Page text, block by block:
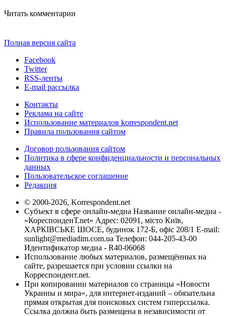
Читать комментарии
Полная версия сайта
Facebook
Twitter
RSS-ленты
E-mail рассылка
Контакты
Реклама на сайте
Использование материалов korrespondent.net
Правила пользования сайтом
Договор пользования сайтом
Политика в сфере конфиденциальности и персональных
данных
Пользовательское соглашение
Редакция
© 2000-2026, Korrespondent.net
Субъект в сфере онлайн-медиа Название онлайн-медиа -
«КореспонденТ.net» Адрес: 02091, місто Київ,
ХАРКІВСЬКЕ ШОСЕ, будинок 172-Б, офіс 208/1 E-mail:
sunlight@mediadim.com.ua Телефон: 044-205-43-00
Идентификатор медиа - R40-06068
Использование любых материалов, размещённых на
сайте, разрешается при условии ссылки на
Корреспондент.net.
При копировании материалов со страницы «Новости
Украины и мира», для интернет-изданий – обязательна
прямая открытая для поисковых систем гиперссылка.
Ссылка должна быть размещена в независимости от